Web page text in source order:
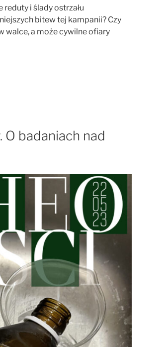
reduty i ślady ostrzału
bitew tej kampanii? Czy
walce, a może cywilne ofiary
badaniach nad